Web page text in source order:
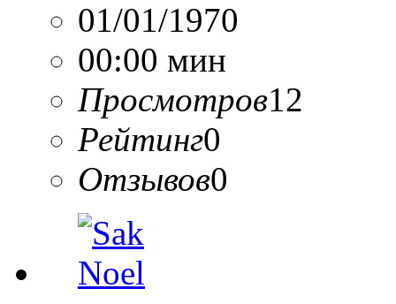
01/01/1970
00:00 мин
Просмотров12
Рейтинг0
Отзывов0